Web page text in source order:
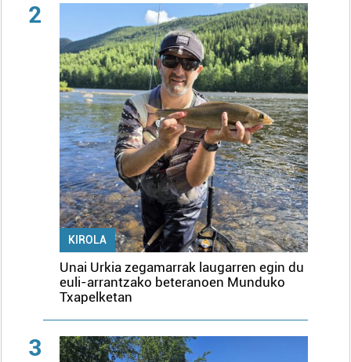
2
KIROLA
Unai Urkia zegamarrak laugarren egin du
euli-arrantzako beteranoen Munduko
Txapelketan
3